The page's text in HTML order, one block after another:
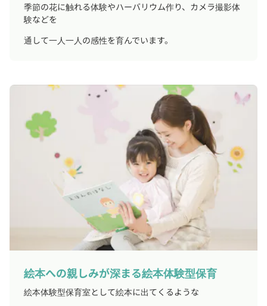
季節の花に触れる体験やハーバリウム作り、カメラ撮影体
験などを
通して一人一人の感性を育んでいます。
絵本への親しみが深まる絵本体験型保育
絵本体験型保育室として絵本に出てくるような